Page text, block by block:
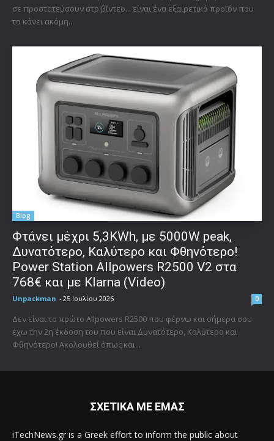
σε προστατεύσουν στο βίντεο... είναι ένα εξαιρετικό προϊόν που
το κάνει ακόμη...
Blog
Φτάνει μέχρι 5,3KWh, με 5000W peak,
Δυνατότερο, Καλύτερο και Φθηνότερο!
Power Station Allpowers R2500 V2 στα
768€ και με Klarna (Video)
Unpackman - 25 Ιουλίου 2026 0
Δεν είναι το πρώτο Allpowers R2500 που φέρνω και σήμερα σου
έχω την 2η έκδοση του που είναι Δυνατότερο, Καλύτερο και
Φθηνότερο! Ακολουθεί όπως και...
ΣΧΕΤΙΚΑ ΜΕ ΕΜΑΣ
iTechNews.gr is a Greek effort to inform the public about